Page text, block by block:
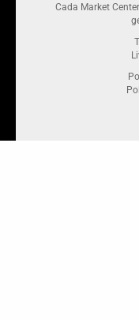
Cada Market